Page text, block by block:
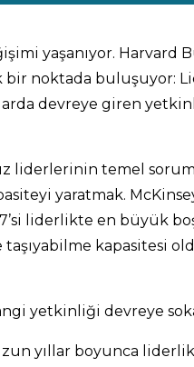
yaşanıyor. Harvard
bir noktada buluşuyor:
devreye giren
liderlerinin temel
yaratmak.
liderlikte en büyük
kapasitesi
yetkinliği devreye
yıllar boyunca